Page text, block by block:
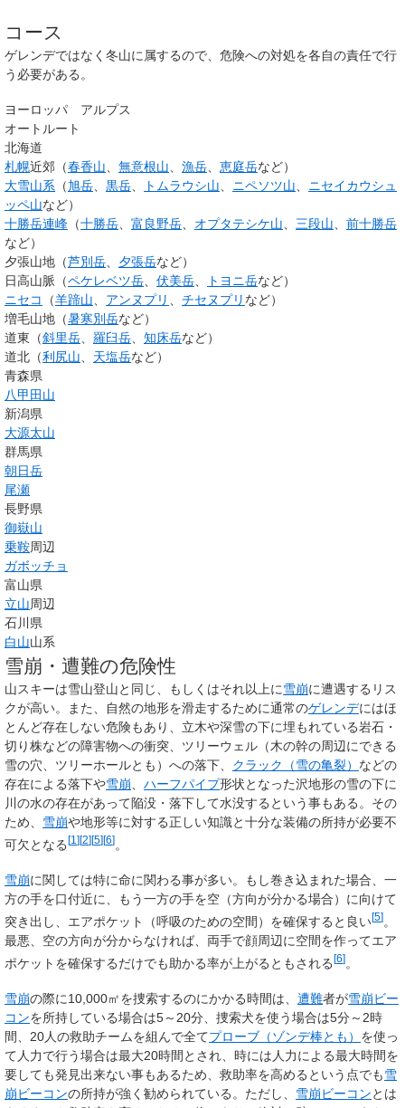
コース
ゲレンデではなく冬山に属するので、危険への対処を各自の責任で行
う必要がある。
ヨーロッパ アルプス
オートルート
北海道
札幌近郊（春香山、 無意根山、 漁岳、 恵庭岳など）
大雪山系 （旭岳、 黒岳、 トムラウシ山、 ニペソツ山、 ニセイカウシュ
ッペ山など）
十勝岳連峰 （十勝岳、 富良野岳、 オプタテシケ山、 三段山、 前十勝岳
など）
夕張山地（芦別岳、 夕張岳など）
日高山脈（ペケレベツ岳、 伏美岳、 トヨニ岳など）
ニセコ
（羊蹄山、 アンヌプリ 、 チセヌプリ など）
増毛山地（暑寒別岳など）
道東（斜里岳、 羅臼岳、 知床岳など）
道北（利尻山、 天塩岳など）
青森県
八甲田山
新潟県
大源太山
群馬県
朝日岳
尾瀬
長野県
御嶽山
乗鞍周辺
ガボッチョ
富山県
立山周辺
石川県
白山山系
雪崩・遭難の危険性
山スキーは雪山登山と同じ、もしくはそれ以上に雪崩に遭遇するリス
クが高い。また、自然の地形を滑走するために通常のゲレンデにはほ
とんど存在しない危険もあり、立木や深雪の下に埋もれている岩石・
切り株などの障害物への衝突、ツリーウェル（木の幹の周辺にできる
雪の穴、ツリーホールとも）への落下、 クラック（雪の亀裂） などの
存在による落下や雪崩、 ハーフパイプ形状となった沢地形の雪の下に
川の水の存在があって陥没・落下して水没するという事もある。その
ため、 雪崩や地形等に対する正しい知識と十分な装備の所持が必要不
可欠となる [1 ][2][5][6] 。
雪崩に関しては特に命に関わる事が多い。もし巻き込まれた場合、一
方の手を口付近に、もう一方の手を空（方向が分かる場合）に向けて
突き出し、エアポケット（呼吸のための空間）を確保すると良い[5] 。
最悪、空の方向が分からなければ、両手で顔周辺に空間を作ってエア
ポケットを確保するだけでも助かる率が上がるともされる [6] 。
雪崩の際に10,000㎡を捜索するのにかかる時間は、 遭難者が雪崩ビー
コンを所持している場合は5～20分、捜索犬を使う場合は5分～2時
間、20人の救助チームを組んで全てプローブ（ゾンデ棒とも） を使っ
て人力で行う場合は最大20時間とされ、時には人力による最大時間を
要しても発見出来ない事もあるため、救助率を高めるという点でも雪
崩ビーコンの所持が強く勧められている。ただし、 雪崩ビーコンとは